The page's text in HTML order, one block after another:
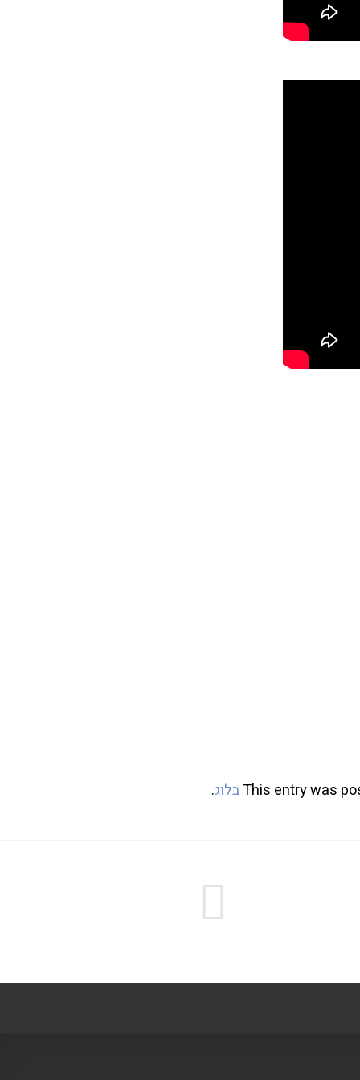
This entry wasבלוג.